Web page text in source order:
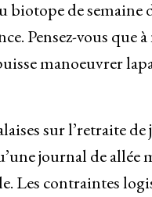
biotope de
Pensez-vous
manoeuvrer
sur l’retraite de
journal de
Les contraintes